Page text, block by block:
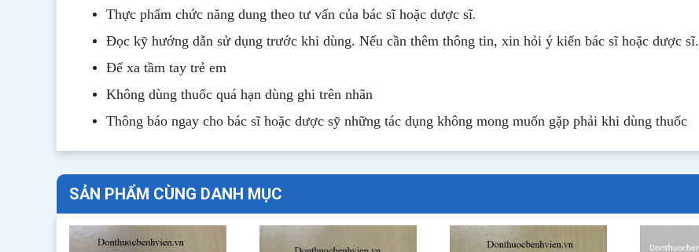
Thực phẩm chức năng dung theo tư vấn của bác sĩ hoặc dược sĩ.
Đọc kỹ hướng dẫn sử dụng trước khi dùng. Nếu cần thêm thông tin, xin hỏi ý kiến bác sĩ hoặc dược sĩ.
Để xa tầm tay trẻ em
Không dùng thuốc quá hạn dùng ghi trên nhãn
Thông báo ngay cho bác sĩ hoặc dược sỹ những tác dụng không mong muốn gặp phải khi dùng thuốc
SẢN PHẨM CÙNG DANH MỤC